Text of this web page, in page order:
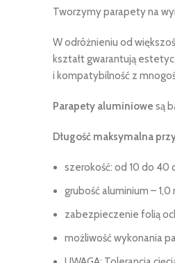
Tworzymy parapety na
W odróżnieniu od
kształt gwarantują
i kompatybilność z
Parapety aluminiowe są
Długość maksymalna
szerokość: od 10 do 40
grubość aluminium – 1,0
zabezpieczenie folią
możliwość wykonania